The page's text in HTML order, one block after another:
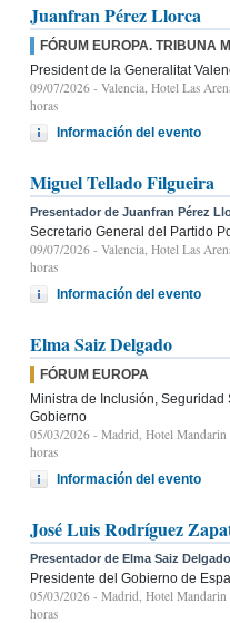
Juanfran Pérez Llorca
FÓRUM EUROPA. TRIBUNA
President de la Generalitat
09/07/2026 - Valencia, Hotel Las
horas
Información del evento
Miguel Tellado Filgueira
Presentador de Juanfran Pérez
Secretario General del Partido
09/07/2026 - Valencia, Hotel Las
horas
Información del evento
Elma Saiz Delgado
FÓRUM EUROPA
Ministra de Inclusión, Seguridad
Gobierno
05/03/2026 - Madrid, Hotel Mandarin
horas
Información del evento
José Luis Rodríguez
Presentador de Elma Saiz Delgado
Presidente del Gobierno de
05/03/2026 - Madrid, Hotel Mandarin
horas